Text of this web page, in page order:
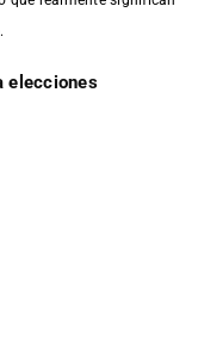
elecciones